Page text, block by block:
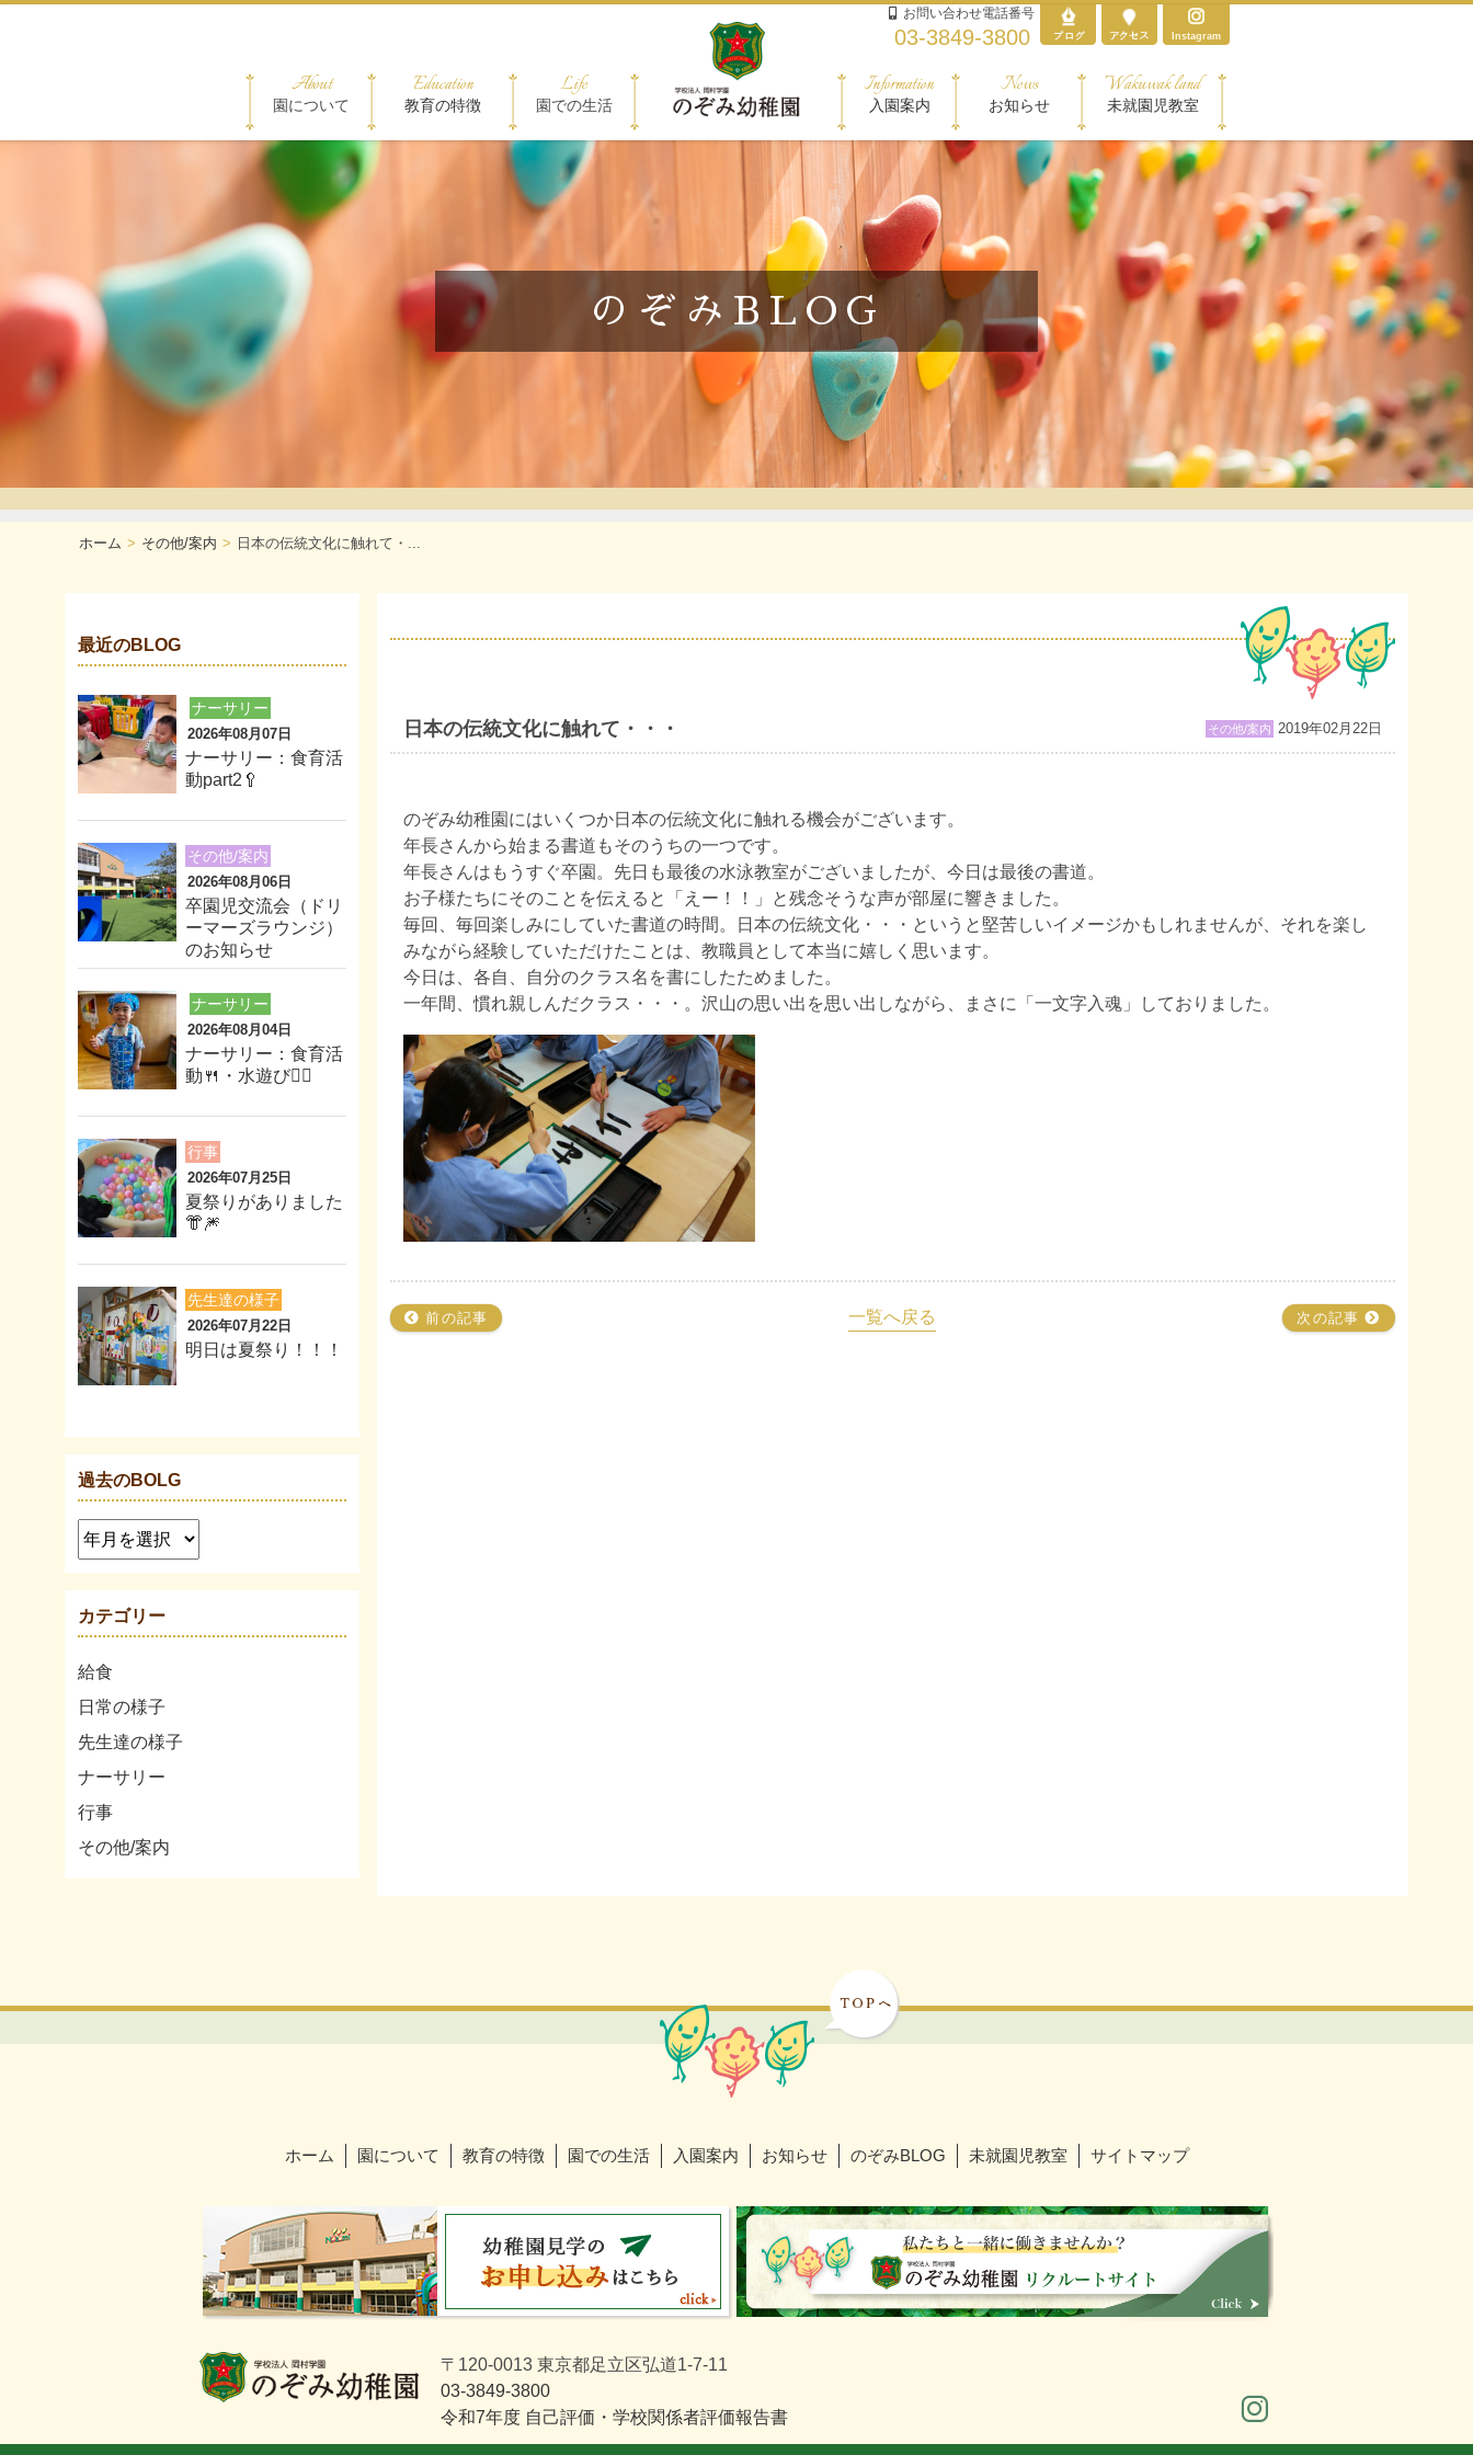
Instagram
お問い合わせ電話番号
03-3849-3800
About
園について
Education
教育の特徴
Life
園での生活
Information
入園案内
News
お知らせ
Wakuwak land
未就園児教室
のぞみBLOG
ホーム その他/案内 日本の伝統文化に触れて・...
その他/案内 2019年02月22日
日本の伝統文化に触れて・・・
のぞみ幼稚園にはいくつか日本の伝統文化に触れる機会がございます。
年長さんから始まる書道もそのうちの一つです。
年長さんはもうすぐ卒園。先日も最後の水泳教室がございましたが、今日は最後の書道。
お子様たちにそのことを伝えると「えー！！」と残念そうな声が部屋に響きました。
毎回、毎回楽しみにしていた書道の時間。日本の伝統文化・・・というと堅苦しいイメージかもしれませんが、それを楽し
みながら経験していただけたことは、教職員として本当に嬉しく思います。
今日は、各自、自分のクラス名を書にしたためました。
一年間、慣れ親しんだクラス・・・。沢山の思い出を思い出しながら、まさに「一文字入魂」しておりました。
前の記事 一覧へ戻る 次の記事
最近のBLOG
ナーサリー
2026年08月07日
ナーサリー：食育活
動part2🥄
その他/案内
2026年08月06日
卒園児交流会（ドリ
ーマーズラウンジ）
のお知らせ
ナーサリー
2026年08月04日
ナーサリー：食育活
動🍴・水遊び🏊‍♂️
行事
2026年07月25日
夏祭りがありました
👘🎆
先生達の様子
2026年07月22日
明日は夏祭り！！！
過去のBOLG
カテゴリー
給食
日常の様子
先生達の様子
ナーサリー
行事
その他/案内
ホーム 園について 教育の特徴 園での生活 入園案内 お知らせ のぞみBLOG 未就園児教室 サイトマップ
〒120-0013 東京都足立区弘道1-7-11
03-3849-3800
令和7年度 自己評価・学校関係者評価報告書